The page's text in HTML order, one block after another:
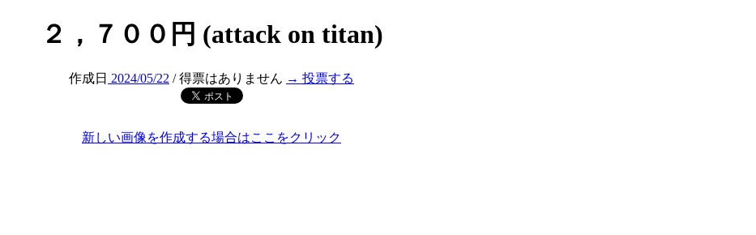
２，７００円 (attack on titan)
作成日 2024/05/22 / 得票はありません → 投票する
新しい画像を作成する場合はここをクリック